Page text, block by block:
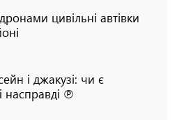
цивільні автівки
і джакузі: чи є
насправді ℗